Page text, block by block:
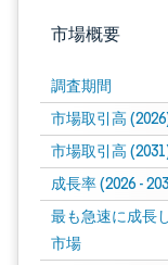
市場概要
調査期間
市場取引高
市場取引高
成長率 (2026 -
最も急速に成長
市場